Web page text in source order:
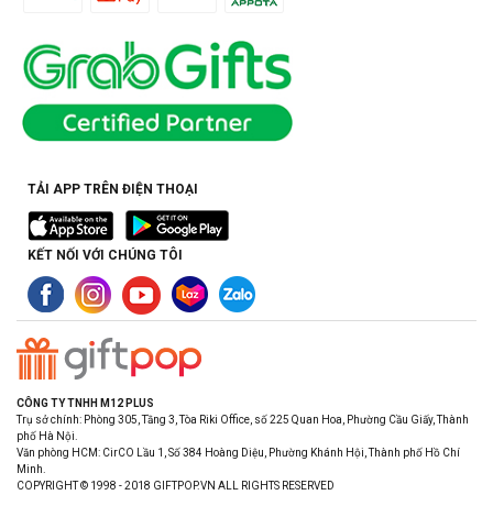
TẢI APP TRÊN ĐIỆN THOẠI
KẾT NỐI VỚI CHÚNG TÔI
CÔNG TY TNHH M12 PLUS
Trụ sở chính: Phòng 305, Tầng 3, Tòa Riki Office, số 225 Quan Hoa, Phường Cầu Giấy, Thành
phố Hà Nội.
Văn phòng HCM: CirCO Lầu 1, Số 384 Hoàng Diệu, Phường Khánh Hội, Thành phố Hồ Chí
Minh.
COPYRIGHT © 1998 - 2018 GIFTPOP.VN ALL RIGHTS RESERVED